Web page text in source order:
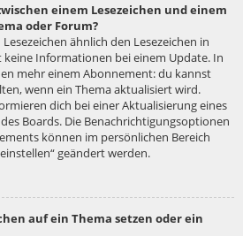
einem Lesezeichen und einem
oder Forum?
ähnlich den Lesezeichen in
Informationen bei einem Update. In
mehr einem Abonnement: du kannst
wenn ein Thema aktualisiert wird.
dich bei einer Aktualisierung eines
Boards. Die Benachrichtigungsoptionen
können im persönlichen Bereich
geändert werden.
auf ein Thema setzen oder ein